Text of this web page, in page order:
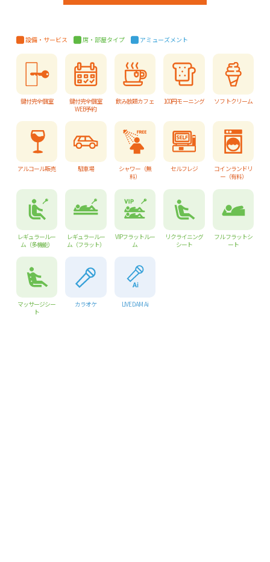
設備・サービス 席・部屋タイプ アミューズメント
鍵付完全個室
鍵付完全個室
WEB予約
飲み放題カフェ 100円モーニング ソフトクリーム
アルコール販売 駐車場
シャワー（無
料）
セルフレジ
コインランドリ
ー（有料）
レギュラールー
ム（多機能）
レギュラールー
ム（フラット）
VIPフラットルー
ム
リクライニング
シート
フルフラットシ
ート
マッサージシー
ト
カラオケ LIVE DAM Ai